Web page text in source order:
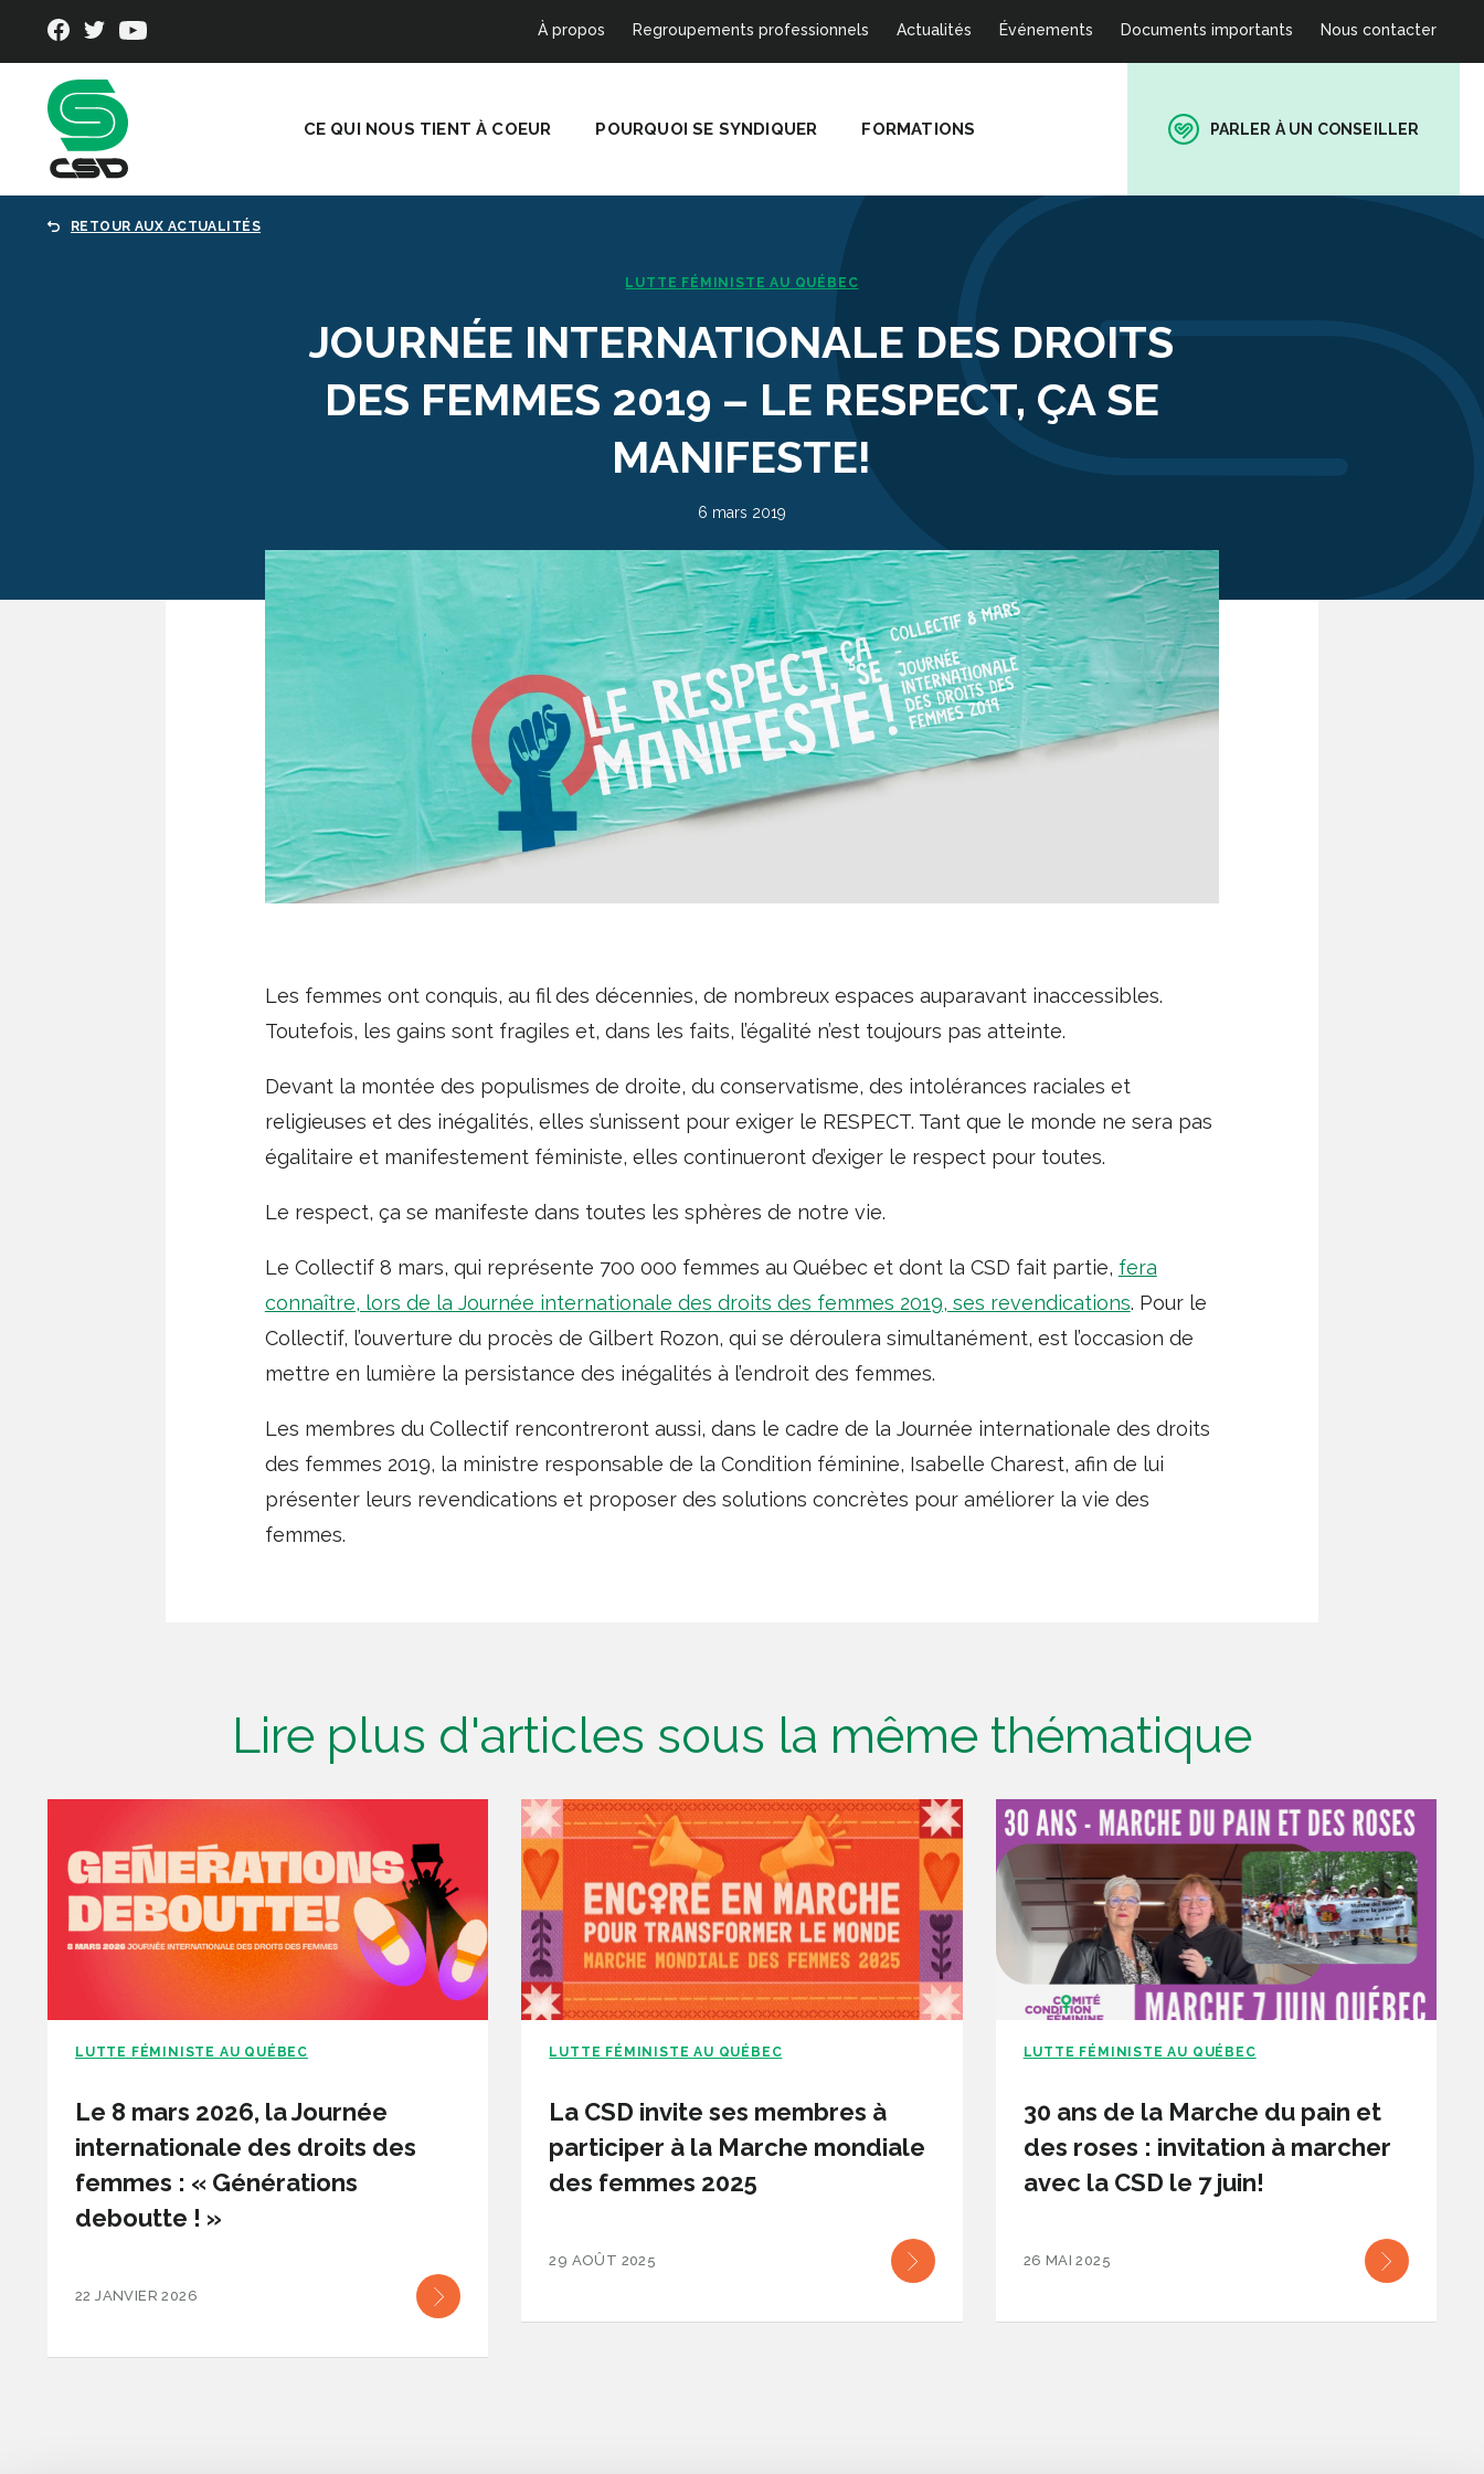
À propos Regroupements professionnels Actualités Événements Documents importants Nous contacter
CE QUI NOUS TIENT À COEUR POURQUOI SE SYNDIQUER FORMATIONS PARLER À UN CONSEILLER
RETOUR AUX ACTUALITÉS
LUTTE FÉMINISTE AU QUÉBEC
JOURNÉE INTERNATIONALE DES DROITS
DES FEMMES 2019 – LE RESPECT, ÇA SE
MANIFESTE!
6 mars 2019
Les femmes ont conquis, au fil des décennies, de nombreux espaces auparavant inaccessibles.
Toutefois, les gains sont fragiles et, dans les faits, l’égalité n’est toujours pas atteinte.
Devant la montée des populismes de droite, du conservatisme, des intolérances raciales et
religieuses et des inégalités, elles s’unissent pour exiger le RESPECT. Tant que le monde ne sera pas
égalitaire et manifestement féministe, elles continueront d’exiger le respect pour toutes.
Le respect, ça se manifeste dans toutes les sphères de notre vie.
Le Collectif 8 mars, qui représente 700 000 femmes au Québec et dont la CSD fait partie, fera
connaître, lors de la Journée internationale des droits des femmes 2019, ses revendications. Pour le
Collectif, l’ouverture du procès de Gilbert Rozon, qui se déroulera simultanément, est l’occasion de
mettre en lumière la persistance des inégalités à l’endroit des femmes.
Les membres du Collectif rencontreront aussi, dans le cadre de la Journée internationale des droits
des femmes 2019, la ministre responsable de la Condition féminine, Isabelle Charest, afin de lui
présenter leurs revendications et proposer des solutions concrètes pour améliorer la vie des
femmes.
Lire plus d'articles sous la même thématique
LUTTE FÉMINISTE AU QUÉBEC
Le 8 mars 2026, la Journée
internationale des droits des
femmes : « Générations
deboutte ! »
22 JANVIER 2026
LUTTE FÉMINISTE AU QUÉBEC
La CSD invite ses membres à
participer à la Marche mondiale
des femmes 2025
29 AOÛT 2025
LUTTE FÉMINISTE AU QUÉBEC
30 ans de la Marche du pain et
des roses : invitation à marcher
avec la CSD le 7 juin!
26 MAI 2025